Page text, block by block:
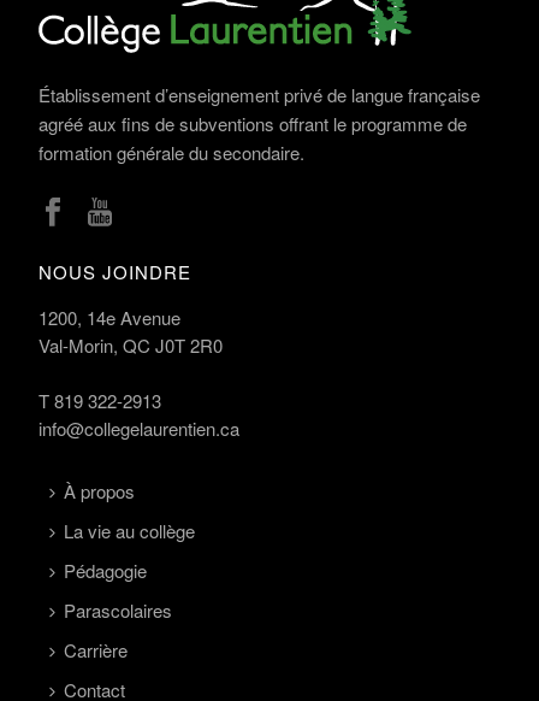
Établissement d’enseignement privé de langue française
agréé aux fins de subventions offrant le programme de
formation générale du secondaire.
NOUS JOINDRE
1200, 14e Avenue
Val-Morin, QC J0T 2R0
T819 322-2913
info@collegelaurentien.ca
À propos
La vie au collège
Pédagogie
Parascolaires
Carrière
Contact